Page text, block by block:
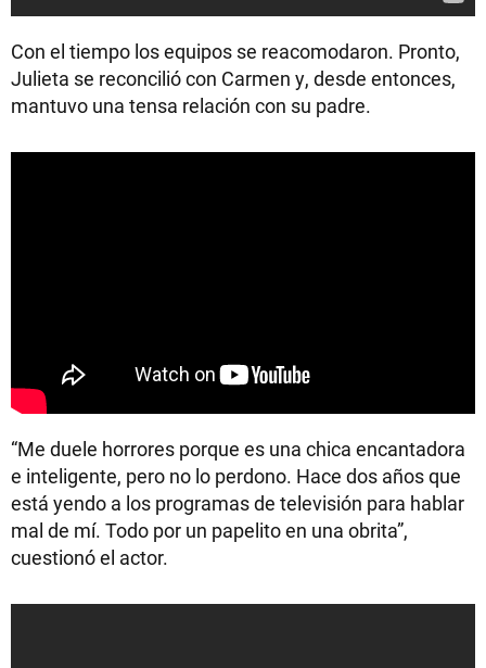
Con el tiempo los equipos se reacomodaron. Pronto,
Julieta se reconcilió con Carmen y, desde entonces,
mantuvo una tensa relación con su padre.
“Me duele horrores porque es una chica encantadora
e inteligente, pero no lo perdono. Hace dos años que
está yendo a los programas de televisión para hablar
mal de mí. Todo por un papelito en una obrita”,
cuestionó el actor.